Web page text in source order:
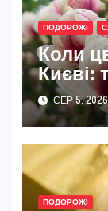
ПОДОРОЖІ
Коли
Києві:
СЕР 5, 2026
ПОДОРОЖІ